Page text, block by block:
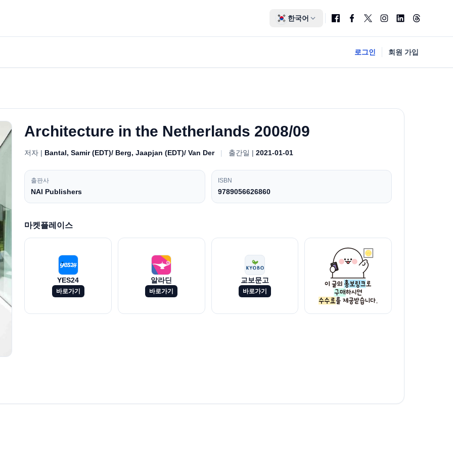
한국어
로그인 회원 가입
Architecture in the Netherlands 2008/09
저자 | Bantal, Samir (EDT)/ Berg, Jaapjan (EDT)/ Van Der | 출간일 |2021-01-01
출판사
NAI Publishers
ISBN
9789056626860
마켓플레이스
YES24
바로가기
알라딘
바로가기
교보문고
바로가기